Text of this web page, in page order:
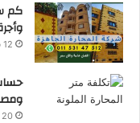
كم
12 فبراير، 2025
20 مايو، 2024